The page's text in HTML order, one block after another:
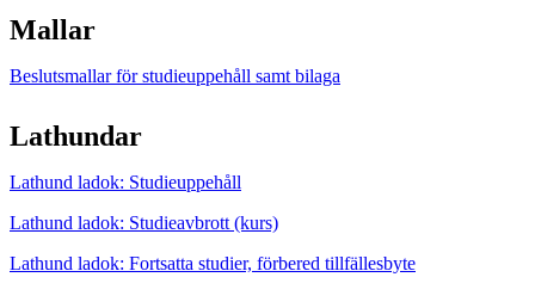
Mallar
Beslutsmallar för studieuppehåll samt bilaga
Lathundar
Lathund ladok: Studieuppehåll
Lathund ladok: Studieavbrott (kurs)
Lathund ladok: Fortsatta studier, förbered tillfällesbyte